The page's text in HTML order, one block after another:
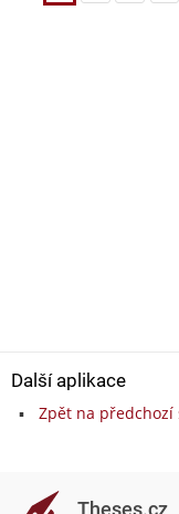
Další aplikace
Zpět na předchozí
Theses.cz